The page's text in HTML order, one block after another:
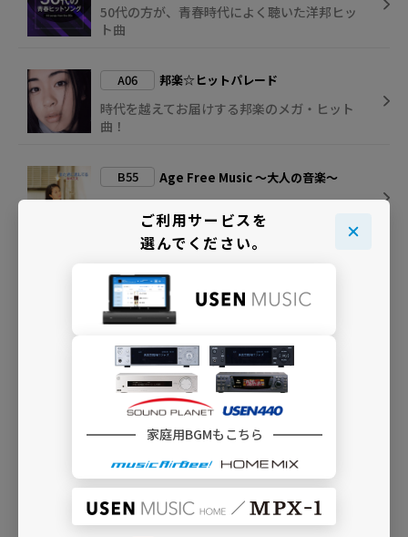
50代の方が、青春時代によく聴いた洋邦ヒッ
ト曲
A06 邦楽☆ヒットパレード
時代を越えてお届けする邦楽のメガ・ヒット
曲！
B55 Age Free Music ～大人の音楽～
“大人の歌を歌える実力派アーティスト”の良
質な音楽を
B63 大人のJ-POPカヴァー
日本屈指のヴォーカリストが歌唱する名曲カ
ヴァーの数々を
ご利用サービスを
選んでください。
家庭用BGMもこちら